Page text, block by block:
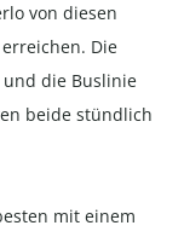
von diesen
Die
und die Buslinie
beide stündlich
mit einem